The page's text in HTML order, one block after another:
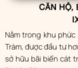
CĂN HỘ,
Nằm trong khu
Tràm, được đầu tư
sở hữu bãi biển cát